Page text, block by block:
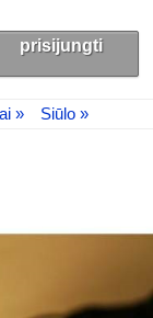
prisijungti
» Siūlo »